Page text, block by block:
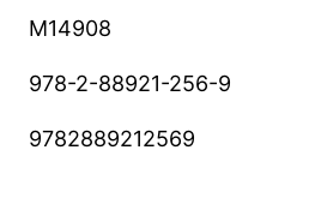
M14908
978-2-88921-256-9
9782889212569